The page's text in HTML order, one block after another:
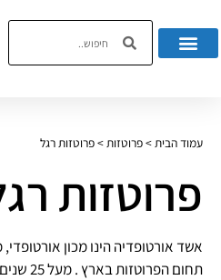
עמוד הבית>פרוטזות>פרוטזות רגל
פרוטזות
אשד אורטופדיה הינו מכון
תחום